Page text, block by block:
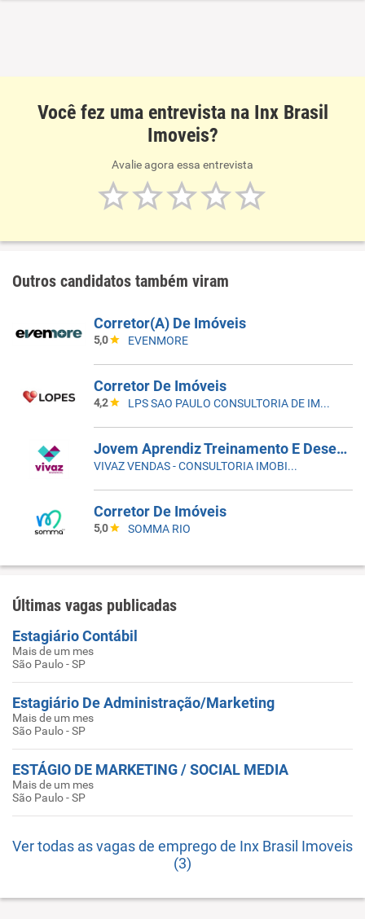
Você fez uma entrevista na Inx Brasil
Imoveis?
Avalie agora essa entrevista
Outros candidatos também viram
Corretor(A) De Imóveis
5,0 EVENMORE
Corretor De Imóveis
4,2 LPS SAO PAULO CONSULTORIA DE IMOVEIS LTDA
Jovem Aprendiz Treinamento E Desenvolvimento
VIVAZ VENDAS - CONSULTORIA IMOBILIARIA LTDA
Corretor De Imóveis
5,0 SOMMA RIO
Últimas vagas publicadas
Estagiário Contábil
Mais de um mes
São Paulo - SP
Estagiário De Administração/Marketing
Mais de um mes
São Paulo - SP
ESTÁGIO DE MARKETING / SOCIAL MEDIA
Mais de um mes
São Paulo - SP
Ver todas as vagas de emprego de Inx Brasil Imoveis
(3)